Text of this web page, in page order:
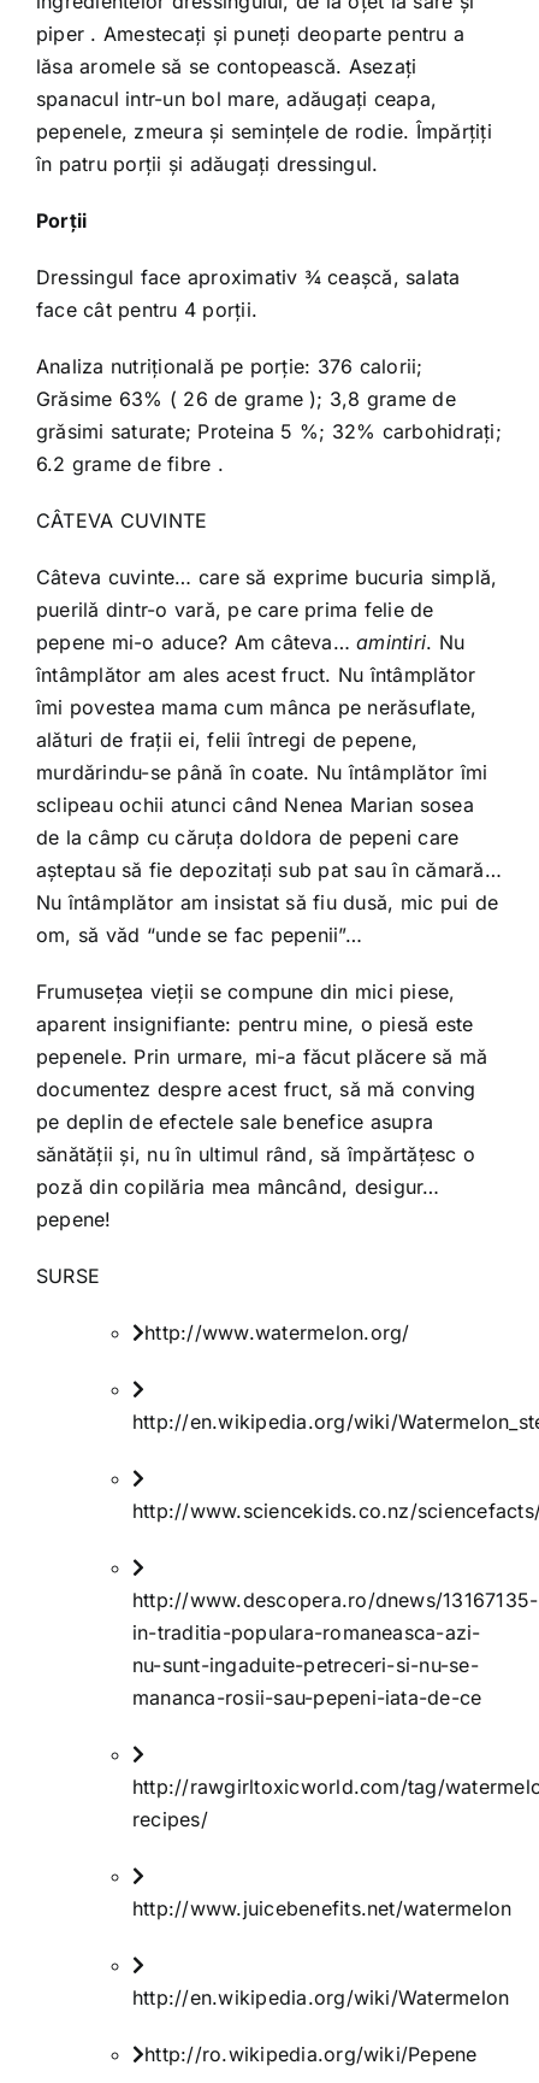
piper . Amestecați și puneți deoparte pentru a
lăsa aromele să se contopească. Asezați
spanacul intr-un bol mare, adăugați ceapa,
pepenele, zmeura și semințele de rodie. Împărțiți
în patru porții și adăugați dressingul.
Porții
Dressingul face aproximativ ¾ ceașcă, salata
face cât pentru 4 porții.
Analiza nutrițională pe porție: 376 calorii;
Grăsime 63% ( 26 de grame ); 3,8 grame de
grăsimi saturate; Proteina 5 %; 32% carbohidrați;
6.2 grame de fibre .
CÂTEVA CUVINTE
Câteva cuvinte… care să exprime bucuria simplă,
puerilă dintr-o vară, pe care prima felie de
pepene mi-o aduce? Am câteva…amintiri. Nu
întâmplător am ales acest fruct. Nu întâmplător
îmi povestea mama cum mânca pe nerăsuflate,
alături de frații ei, felii întregi de pepene,
murdărindu-se până în coate. Nu întâmplător îmi
sclipeau ochii atunci când Nenea Marian sosea
de la câmp cu căruța doldora de pepeni care
așteptau să fie depozitați sub pat sau în cămară…
Nu întâmplător am insistat să fiu dusă, mic pui de
om, să văd “unde se fac pepenii”…
Frumusețea vieții se compune din mici piese,
aparent insignifiante: pentru mine, o piesă este
pepenele. Prin urmare, mi-a făcut plăcere să mă
documentez despre acest fruct, să mă conving
pe deplin de efectele sale benefice asupra
sănătății și, nu în ultimul rând, să împărtățesc o
poză din copilăria mea mâncând, desigur…
pepene!
SURSE
http://www.watermelon.org/
http://en.wikipedia.org/wiki/
http://www.sciencekids.co.nz/
http://www.descopera.ro/dnews/13167135-
in-traditia-populara-romaneasca-azi-
nu-sunt-ingaduite-petreceri-si-nu-se-
mananca-rosii-sau-pepeni-iata-de-ce
http://rawgirltoxicworld.com/tag/
recipes/
http://www.juicebenefits.net/watermelon
http://en.wikipedia.org/wiki/Watermelon
http://ro.wikipedia.org/wiki/Pepene